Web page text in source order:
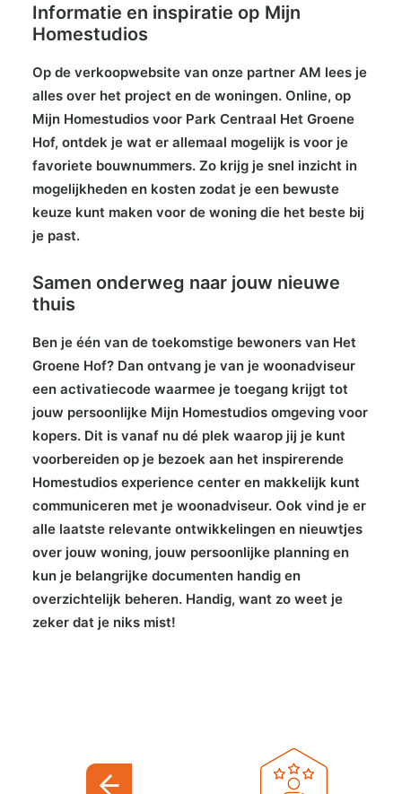
Informatie en inspiratie op Mijn
Homestudios
Op de verkoopwebsite van onze partner AM lees je
alles over het project en de woningen. Online, op
Mijn Homestudios voor Park Centraal Het Groene
Hof, ontdek je wat er allemaal mogelijk is voor je
favoriete bouwnummers. Zo krijg je snel inzicht in
mogelijkheden en kosten zodat je een bewuste
keuze kunt maken voor de woning die het beste bij
je past.
Samen onderweg naar jouw nieuwe
thuis
Ben je één van de toekomstige bewoners van Het
Groene Hof? Dan ontvang je van je woonadviseur
een activatiecode waarmee je toegang krijgt tot
jouw persoonlijke Mijn Homestudios omgeving voor
kopers. Dit is vanaf nu dé plek waarop jij je kunt
voorbereiden op je bezoek aan het inspirerende
Homestudios experience center en makkelijk kunt
communiceren met je woonadviseur. Ook vind je er
alle laatste relevante ontwikkelingen en nieuwtjes
over jouw woning, jouw persoonlijke planning en
kun je belangrijke documenten handig en
overzichtelijk beheren. Handig, want zo weet je
zeker dat je niks mist!